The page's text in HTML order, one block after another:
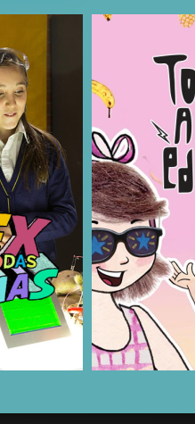
COMPARTIR